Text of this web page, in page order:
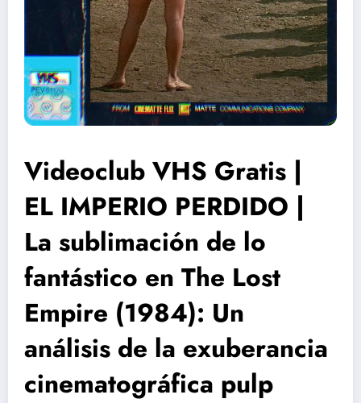
Videoclub VHS Gratis |
EL IMPERIO PERDIDO |
La sublimación de lo
fantástico en The Lost
Empire (1984): Un
análisis de la exuberancia
cinematográfica pulp